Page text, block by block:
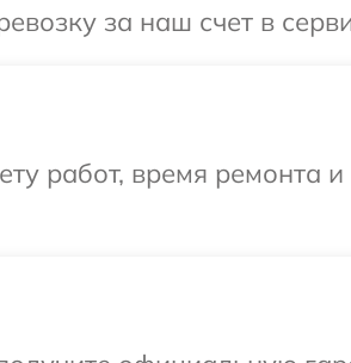
за наш счет в
работ, время ремонта